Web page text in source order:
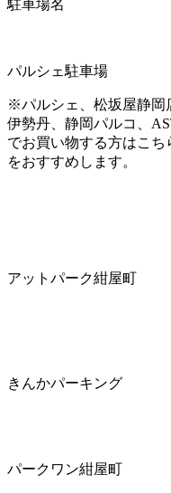
駐車場名
パルシェ駐車場
※パルシェ、松坂屋静岡
伊勢丹、静岡パルコ、
でお買い物する方はこち
をおすすめします。
アットパーク紺屋町
きんかパーキング
パークワン紺屋町